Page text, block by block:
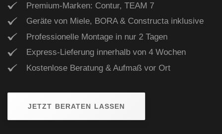
Premium-Marken: Contur, TEAM 7
Geräte von Miele, BORA & Constructa inklusive
Professionelle Montage in nur 2 Tagen
Express-Lieferung innerhalb von 4 Wochen
Kostenlose Beratung & Aufmaß vor Ort
JETZT BERATEN LASSEN